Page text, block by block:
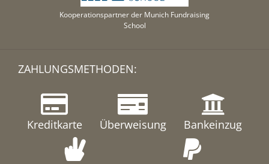
Kooperationspartner der Munich Fundraising
School
ZAHLUNGSMETHODEN:
Kreditkarte Überweisung Bankeinzug